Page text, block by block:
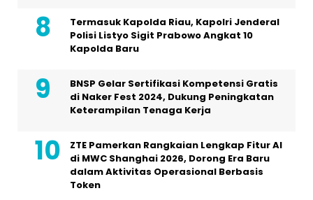
Termasuk Kapolda Riau, Kapolri Jenderal
Polisi Listyo Sigit Prabowo Angkat 10
Kapolda Baru
BNSP Gelar Sertifikasi Kompetensi Gratis
di Naker Fest 2024, Dukung Peningkatan
Keterampilan Tenaga Kerja
ZTE Pamerkan Rangkaian Lengkap Fitur AI
di MWC Shanghai 2026, Dorong Era Baru
dalam Aktivitas Operasional Berbasis
Token